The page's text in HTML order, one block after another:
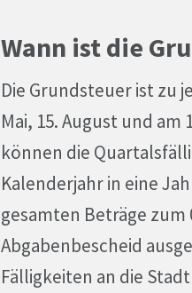
Wann ist die
Die Grundsteuer ist zu
Mai, 15. August und
können die
Kalenderjahr in eine
gesamten Beträge zum
Abgabenbescheid
Fälligkeiten an die